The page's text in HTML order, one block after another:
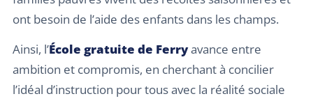
ont besoin de l’aide des enfants dans les champs.
Ainsi, l’École gratuite de Ferryavance entre
ambition et compromis, en cherchant à concilier
l’idéal d’instruction pour tous avec la réalité sociale